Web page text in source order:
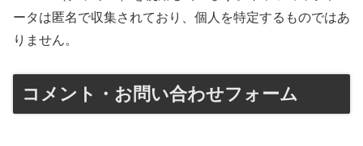
ータは匿名で収集されており、個人を特定するものではあ
りません。
コメント・お問い合わせフォーム